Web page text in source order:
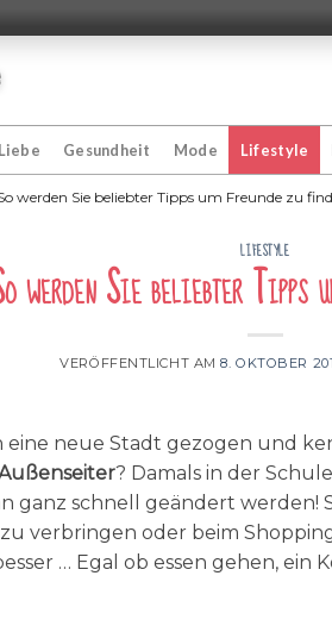
Liebe Gesundheit Mode Lifestyle
werden Sie beliebter Tipps um Freunde zu
LIFESTYLE
werden Sie beliebter Tipps
VERÖFFENTLICHT AM8. OKTOBER
eine neue Stadt gezogen und
? Damals in der
ganz schnell geändert werden!
verbringen oder beim
… Egal ob essen gehen,